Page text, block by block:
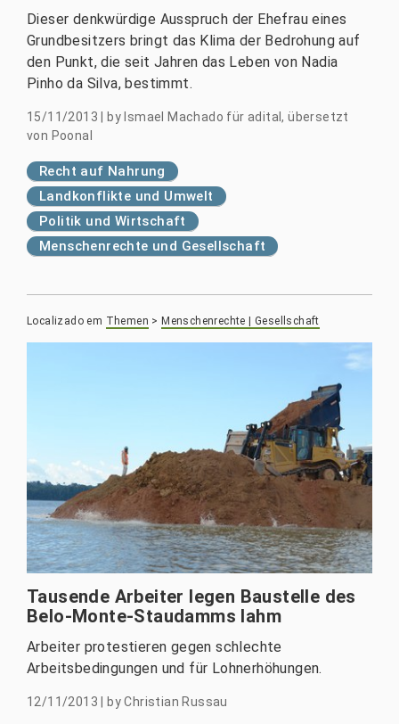
Dieser denkwürdige Ausspruch der Ehefrau eines
Grundbesitzers bringt das Klima der Bedrohung auf
den Punkt, die seit Jahren das Leben von Nadia
Pinho da Silva, bestimmt.
15/11/2013 by Ismael Machado für adital, übersetzt
von Poonal
Recht auf Nahrung
Landkonflikte und Umwelt
Politik und Wirtschaft
Menschenrechte und Gesellschaft
Localizado em Themen >Menschenrechte | Gesellschaft
Tausende Arbeiter legen Baustelle des
Belo-Monte-Staudamms lahm
Arbeiter protestieren gegen schlechte
Arbeitsbedingungen und für Lohnerhöhungen.
12/11/2013 byChristian Russau